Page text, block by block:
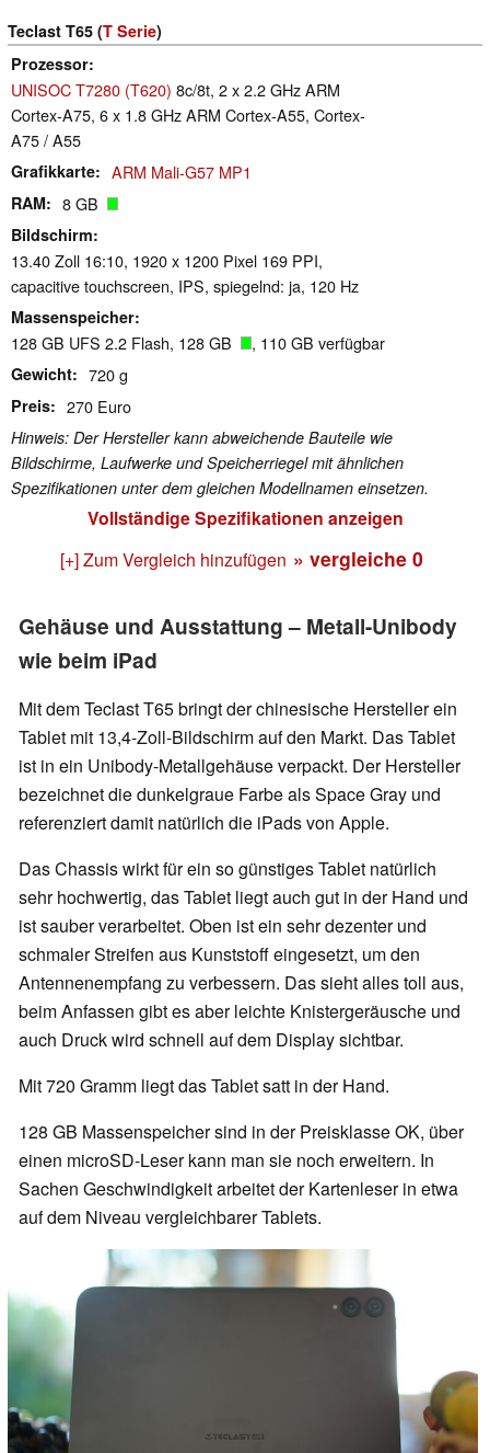
Teclast T65 (T Serie)
Prozessor
UNISOC T7280 (T620) 8c/8t, 2 x 2.2 GHz ARM
Cortex-A75, 6 x 1.8 GHz ARM Cortex-A55, Cortex-
A75 / A55
Grafikkarte ARM Mali-G57 MP1
RAM 8 GB
Bildschirm
13.40 Zoll 16:10, 1920 x 1200 Pixel 169 PPI,
capacitive touchscreen, IPS, spiegelnd: ja, 120 Hz
Massenspeicher
128 GB UFS 2.2 Flash, 128 GB , 110 GB verfügbar
Gewicht 720 g
Preis 270 Euro
Hinweis: Der Hersteller kann abweichende Bauteile wie
Bildschirme, Laufwerke und Speicherriegel mit ähnlichen
Spezifikationen unter dem gleichen Modellnamen einsetzen.
Vollständige Spezifikationen anzeigen
[+] Zum Vergleich hinzufügen » vergleiche 0
Gehäuse und Ausstattung – Metall-Unibody
wie beim iPad
Mit dem Teclast T65 bringt der chinesische Hersteller ein
Tablet mit 13,4-Zoll-Bildschirm auf den Markt. Das Tablet
ist in ein Unibody-Metallgehäuse verpackt. Der Hersteller
bezeichnet die dunkelgraue Farbe als Space Gray und
referenziert damit natürlich die iPads von Apple.
Das Chassis wirkt für ein so günstiges Tablet natürlich
sehr hochwertig, das Tablet liegt auch gut in der Hand und
ist sauber verarbeitet. Oben ist ein sehr dezenter und
schmaler Streifen aus Kunststoff eingesetzt, um den
Antennenempfang zu verbessern. Das sieht alles toll aus,
beim Anfassen gibt es aber leichte Knistergeräusche und
auch Druck wird schnell auf dem Display sichtbar.
Mit 720 Gramm liegt das Tablet satt in der Hand.
128 GB Massenspeicher sind in der Preisklasse OK, über
einen microSD-Leser kann man sie noch erweitern. In
Sachen Geschwindigkeit arbeitet der Kartenleser in etwa
auf dem Niveau vergleichbarer Tablets.